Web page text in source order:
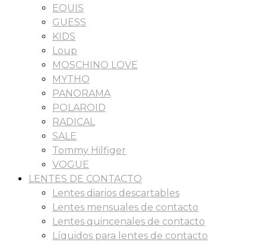
EQUIS
GUESS
KIDS
Loup
MOSCHINO LOVE
MYTHO
PANORAMA
POLAROID
RADICAL
SALE
Tommy Hilfiger
VOGUE
LENTES DE CONTACTO
Lentes diarios descartables
Lentes mensuales de contacto
Lentes quincenales de contacto
Líquidos para lentes de contacto